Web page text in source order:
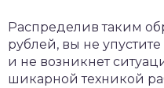
Распределив таким
рублей, вы не
и не возникнет
шикарной техникой